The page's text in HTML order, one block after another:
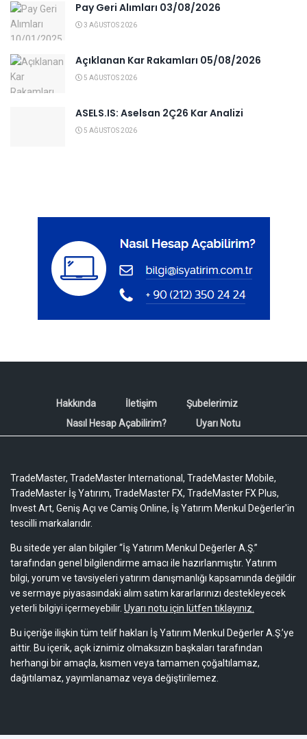
Pay Geri Alımları 03/08/2026
3 AĞUSTOS 2026
Açıklanan Kar Rakamları 05/08/2026
5 AĞUSTOS 2026
ASELS.IS: Aselsan 2Ç26 Kar Analizi
5 AĞUSTOS 2026
Hakkında İletişim
Şubelerimiz
Nasıl Hesap Açabilirim?
Uyarı Notu
TradeMaster, TradeMaster International, TradeMaster Mobile,
TradeMaster İş Yatırım, TradeMaster FX, TradeMaster FX Plus,
Invest Art, Geniş Açı ve Camiş Online, İş Yatırım Menkul Değerler'in
tescilli markalarıdır.
Bu sitede yer alan bilgiler “İş Yatırım Menkul Değerler A.Ş.”
tarafından genel bilgilendirme amacı ile hazırlanmıştır. Yatırım
bilgi, yorum ve tavsiyeleri yatırım danışmanlığı kapsamında değildir
ve sermaye piyasasındaki alım satım kararlarınızı destekleyecek
yeterli bilgiyi içermeyebilir. Uyarı notu için lütfen tıklayınız.
Bu içeriğe ilişkin tüm telif hakları İş Yatırım Menkul Değerler A.Ş.’ye
aittir. Bu içerik, açık iznimiz olmaksızın başkaları tarafından
herhangi bir amaçla, kısmen veya tamamen çoğaltılamaz,
dağıtılamaz, yayımlanamaz veya değiştirilemez.